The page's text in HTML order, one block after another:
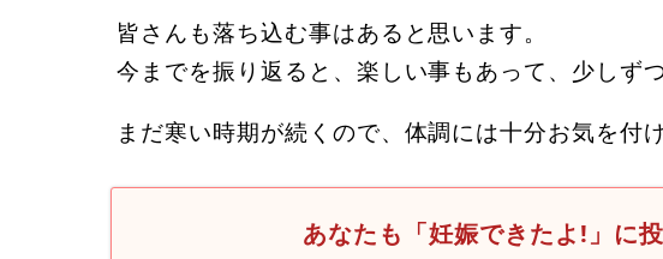
皆さんも落ち込む事はあると思います。
今までを振り返ると、楽しい事もあって、少しず
まだ寒い時期が続くので、体調には十分お気を付
あなたも「妊娠できたよ!」に